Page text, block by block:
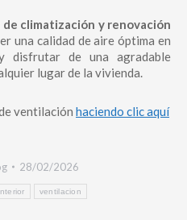
de climatización y renovación
una calidad de aire óptima en
disfrutar de una agradable
lugar de la vivienda.
ventilación haciendo clic aquí
28/02/2026
ventilacion